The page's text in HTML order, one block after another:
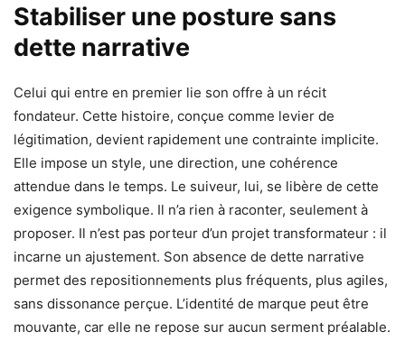
Stabiliser une posture sans
dette narrative
Celui qui entre en premier lie son offre à un récit
fondateur. Cette histoire, conçue comme levier de
légitimation, devient rapidement une contrainte implicite.
Elle impose un style, une direction, une cohérence
attendue dans le temps. Le suiveur, lui, se libère de cette
exigence symbolique. Il n’a rien à raconter, seulement à
proposer. Il n’est pas porteur d’un projet transformateur : il
incarne un ajustement. Son absence de dette narrative
permet des repositionnements plus fréquents, plus agiles,
sans dissonance perçue. L’identité de marque peut être
mouvante, car elle ne repose sur aucun serment préalable.